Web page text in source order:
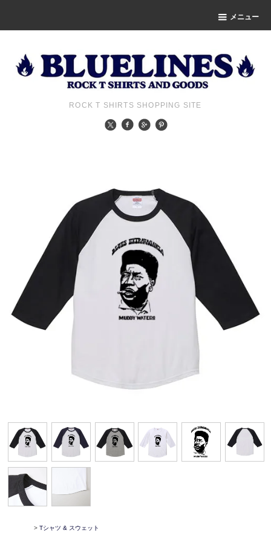
メニュー
ROCK T SHIRTS SHOPPING SITE
> Tシャツ & スウェット